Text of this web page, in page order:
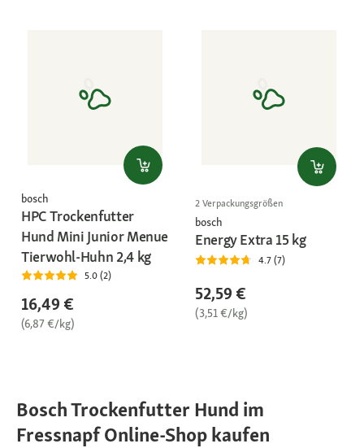
bosch
HPC Trockenfutter
Hund Mini Junior Menue
Tierwohl-Huhn 2,4 kg
5.0 (2)
16,49 €
(6,87 €/kg)
2 Verpackungsgrößen
bosch
Energy Extra 15 kg
4.7 (7)
52,59 €
(3,51 €/kg)
Bosch Trockenfutter Hund im
Fressnapf Online-Shop kaufen